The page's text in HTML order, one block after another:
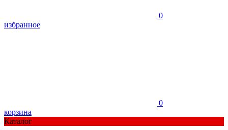
0
избранное
0
корзина
Каталог